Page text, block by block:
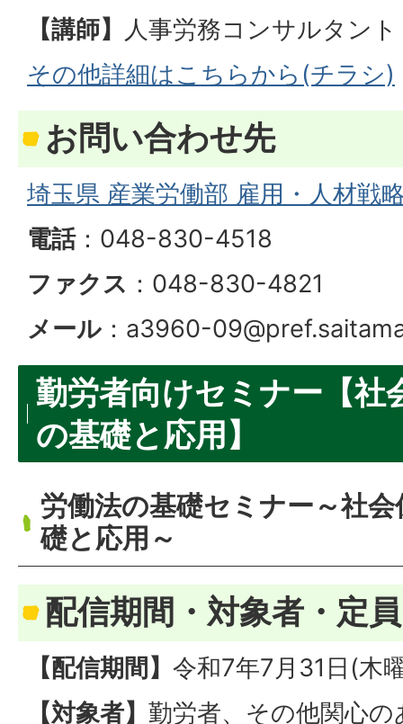
【講師】
人事労務コンサルタン
その他詳細はこちらから(チラシ)
お問い合わせ先
埼玉県 産業労働部 雇用・人材戦
電話：048-830-4518
ファクス ：048-830-4821
メール ：a3960-
勤労者向けセミナー【社
の基礎と応用】
労働法の基礎セミナー～社
礎と応用～
配信期間・対象者・定員
【配信期間】 令和7年7月31日(木
【対象者】 勤労者、その他関心の